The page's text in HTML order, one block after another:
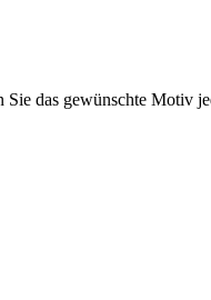
das gewünschte Motiv